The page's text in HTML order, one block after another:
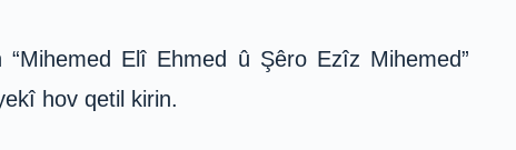
Elî Ehmed û Şêro Ezîz Mihemed”
hov qetil kirin.